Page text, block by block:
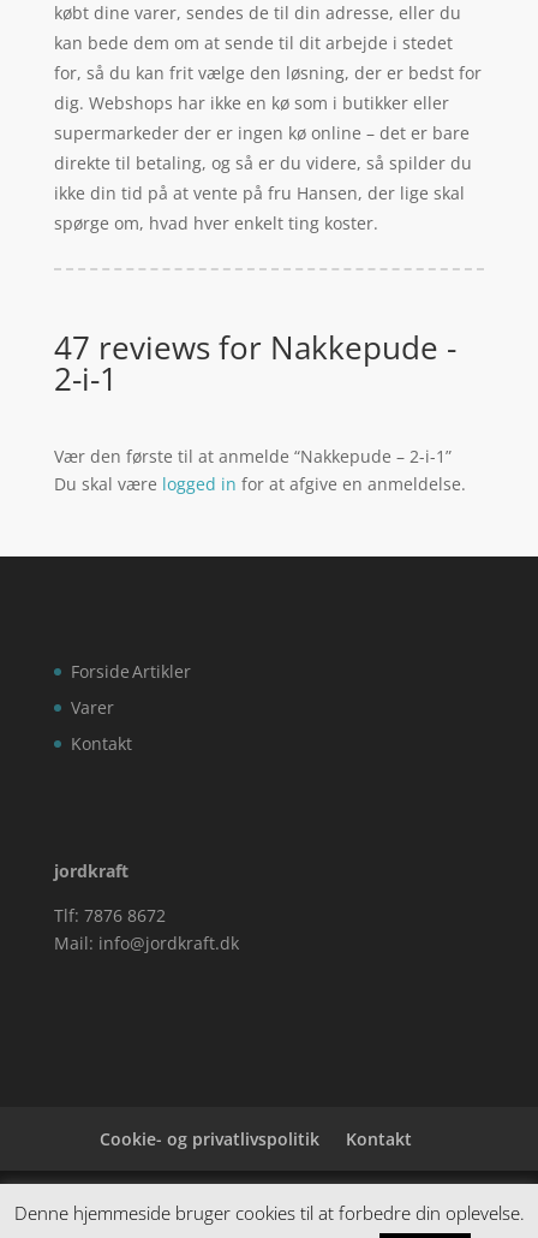
købt dine varer, sendes de til din adresse, eller du
kan bede dem om at sende til dit arbejde i stedet
for, så du kan frit vælge den løsning, der er bedst for
dig. Webshops har ikke en kø som i butikker eller
supermarkeder der er ingen kø online – det er bare
direkte til betaling, og så er du videre, så spilder du
ikke din tid på at vente på fru Hansen, der lige skal
spørge om, hvad hver enkelt ting koster.
47 reviews for Nakkepude -
2-i-1
Vær den første til at anmelde “Nakkepude – 2-i-1”
Du skal være logged in for at afgive en anmeldelse.
Forside
Varer
Kontakt
Artikler
jordkraft
Tlf: 7876 8672
Mail: info@jordkraft.dk
Cookie- og privatlivspolitik Kontakt
Denne hjemmeside samler et bredt udvalg af
spændende varer. Siden er et affiiliatesite, og nogle
Denne hjemmeside bruger cookies til at forbedre din oplevelse.